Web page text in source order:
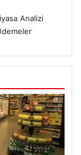
Analizi